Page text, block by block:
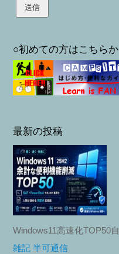
○初めての方はこちら
最新の投稿
Windows11高速化TOP50
雑記 半可通信